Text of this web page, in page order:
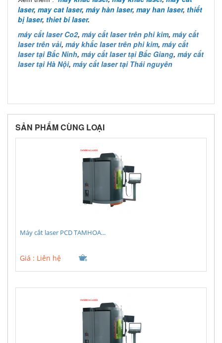
laser, may cat laser, máy hàn laser, may han laser, thiết
bị laser, thiet bi laser.
máy cắt laser Co2, máy cắt laser trên phi kim, máy cắt
laser trên vải, máy khắc laser trên phi kim, máy cắt
laser tại Bắc Ninh, máy cắt laser tại Bắc Giang, máy cắt
laser tại Hà Nội, máy cắt laser tại Thái nguyên
SẢN PHẨM CÙNG LOẠI
Máy cắt laser PCD TAMHOA...
Giá : Liên hệ